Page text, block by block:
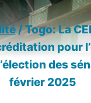
/Togo: La
pour
des
février 2025